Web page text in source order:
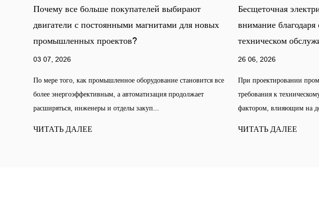
выбирают
для новых
становится все
продолжает
Бесщеточная электрическая машина привлекает
внимание благодаря сокращению потребностей в
техническом обслуживании
При проектировании промышленного оборудования
требования к техническому обслуживанию являются важным
фактором, влияющим на долгосрочную эксплуатаци...
ЧИТАТЬ ДАЛЕЕ
В
при
ЧИТАТЬ